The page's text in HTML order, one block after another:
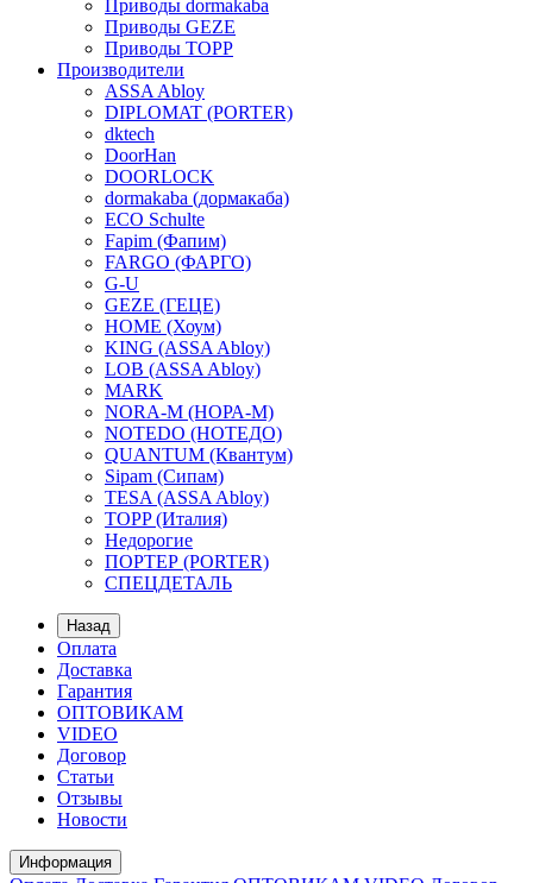
Приводы dormakaba
Приводы GEZE
Приводы TOPP
Производители
ASSA Abloy
DIPLOMAT (PORTER)
dktech
DoorHan
DOORLOCK
dormakaba (дормакаба)
ECO Schulte
Fapim (Фапим)
FARGO (ФАРГО)
G-U
GEZE (ГЕЦЕ)
HOME (Хоум)
KING (ASSA Abloy)
LOB (ASSA Abloy)
MARK
NORA-M (НОРА-М)
NOTEDO (НОТЕДО)
QUANTUM (Квантум)
Sipam (Сипам)
TESA (ASSA Abloy)
TOPP (Италия)
Недорогие
ПОРТЕР (PORTER)
СПЕЦДЕТАЛЬ
Назад
Оплата
Доставка
Гарантия
ОПТОВИКАМ
VIDEO
Договор
Статьи
Отзывы
Новости
Информация